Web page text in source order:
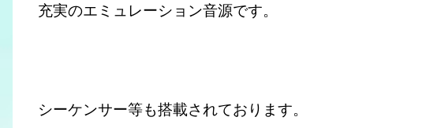
充実のエミュレーション音源です。
シーケンサー等も搭載されております。